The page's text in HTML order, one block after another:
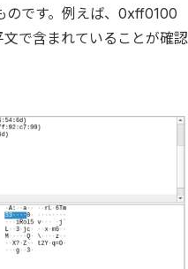
です。例えば、0xff0100
で含まれていることが確認